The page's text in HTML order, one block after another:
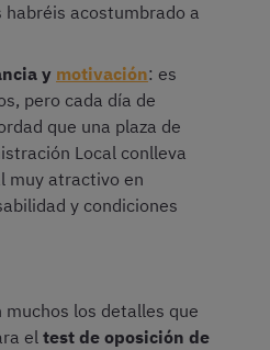
habréis acostumbrado a
y motivación: es
pero cada día de
que una plaza de
Local conlleva
muy atractivo en
y condiciones
muchos los detalles que
el test de oposición de